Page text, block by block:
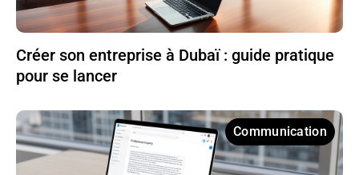
Créer son entreprise à Dubaï : guide pratique
pour se lancer
Communication